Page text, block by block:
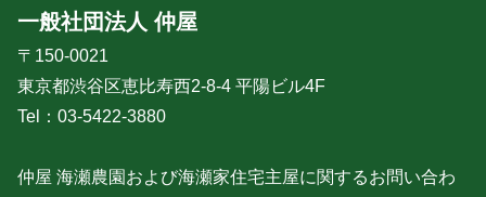
一般社団法人 仲屋
〒150-0021
東京都渋谷区恵比寿西2-8-4 平陽ビル4F
Tel：03-5422-3880
仲屋 海瀬農園および海瀬家住宅主屋に関するお問い合わ